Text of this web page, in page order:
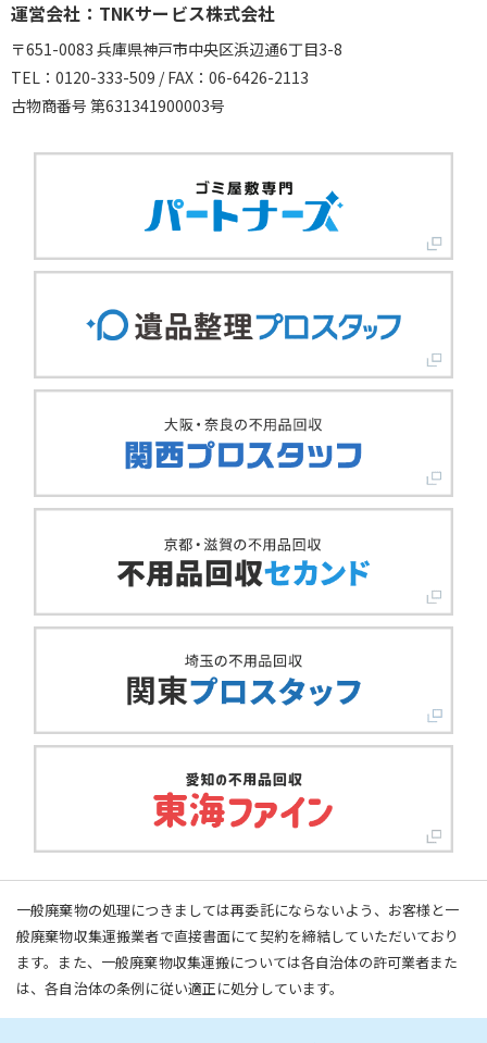
運営会社：TNKサービス株式会社
〒651-0083 兵庫県神戸市中央区浜辺通6丁目3-8
TEL：0120-333-509 / FAX：06-6426-2113
古物商番号 第631341900003号
一般廃棄物の処理につきましては再委託にならないよう、お客様と一
般廃棄物収集運搬業者で直接書面にて契約を締結していただいており
ます。また、一般廃棄物収集運搬については各自治体の許可業者また
は、各自治体の条例に従い適正に処分しています。